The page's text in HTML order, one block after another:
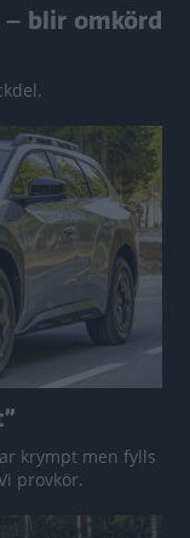
blir omkörd
krympt men fylls
provkör.